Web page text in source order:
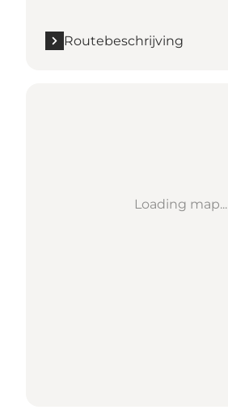
Routebeschrijving
Loading map...